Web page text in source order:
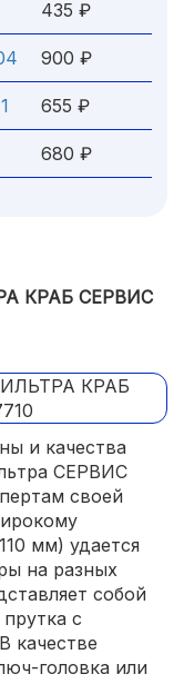
435 ₽
900 ₽
655 ₽
680 ₽
КРАБ СЕРВИС
и качества
СЕРВИС
своей
мм) удается
на разных
собой
с
качестве
головка или